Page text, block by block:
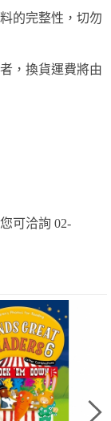
的完整性，切勿
，換貨運費將由
可洽詢 02-